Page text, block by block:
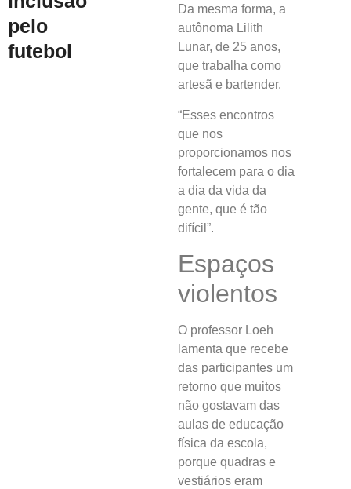
pelo
futebol
Da mesma forma, a
autônoma Lilith
Lunar, de 25 anos,
que trabalha como
artesã e bartender.
“Esses encontros
que nos
proporcionamos nos
fortalecem para o dia
a dia da vida da
gente, que é tão
difícil”.
Espaços
violentos
O professor Loeh
lamenta que recebe
das participantes um
retorno que muitos
não gostavam das
aulas de educação
física da escola,
porque quadras e
vestiários eram